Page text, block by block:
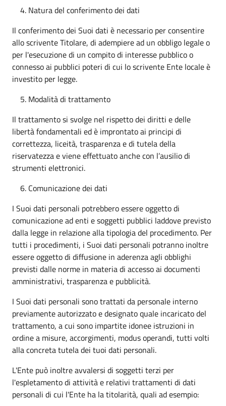
Natura del conferimento dei dati
Il conferimento dei Suoi dati è necessario per consentire
allo scrivente Titolare, di adempiere ad un obbligo legale o
per l'esecuzione di un compito di interesse pubblico o
connesso ai pubblici poteri di cui lo scrivente Ente locale è
investito per legge.
Modalità di trattamento
Il trattamento si svolge nel rispetto dei diritti e delle
libertà fondamentali ed è improntato ai principi di
correttezza, liceità, trasparenza e di tutela della
riservatezza e viene effettuato anche con l’ausilio di
strumenti elettronici.
Comunicazione dei dati
I Suoi dati personali potrebbero essere oggetto di
comunicazione ad enti e soggetti pubblici laddove previsto
dalla legge in relazione alla tipologia del procedimento. Per
tutti i procedimenti, i Suoi dati personali potranno inoltre
essere oggetto di diffusione in aderenza agli obblighi
previsti dalle norme in materia di accesso ai documenti
amministrativi, trasparenza e pubblicità.
I Suoi dati personali sono trattati da personale interno
previamente autorizzato e designato quale incaricato del
trattamento, a cui sono impartite idonee istruzioni in
ordine a misure, accorgimenti, modus operandi, tutti volti
alla concreta tutela dei tuoi dati personali.
L'Ente può inoltre avvalersi di soggetti terzi per
l'espletamento di attività e relativi trattamenti di dati
personali di cui l'Ente ha la titolarità, quali ad esempio: